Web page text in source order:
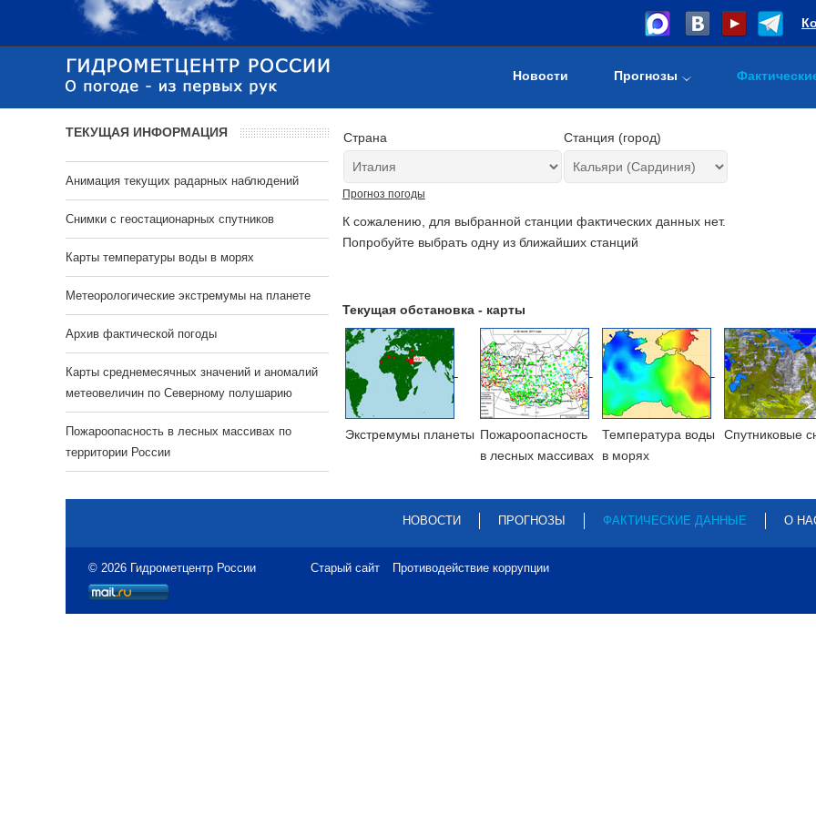
Новости Прогнозы
Страна Станция (город)
Прогноз погоды
К сожалению, для выбранной станции фактических данных нет.
Попробуйте выбрать одну из ближайших станций
Текущая обстановка - карты
Экстремумы планеты Пожароопасность
в лесных массивах
Температура воды
в морях
Cпутниковые
ТЕКУЩАЯ ИНФОРМАЦИЯ
Анимация текущих радарных наблюдений
Cнимки с геостационарных спутников
Карты температуры воды в морях
Метеорологические экстремумы на планете
Архив фактической погоды
Карты среднемесячных значений и аномалий
метеовеличин по Северному полушарию
Пожароопасность в лесных массивах по
территории России
НОВОСТИ ПРОГНОЗЫ ФАКТИЧЕСКИЕ ДАННЫЕ О
© 2026 Гидрометцентр России Старый сайт Противодействие коррупции